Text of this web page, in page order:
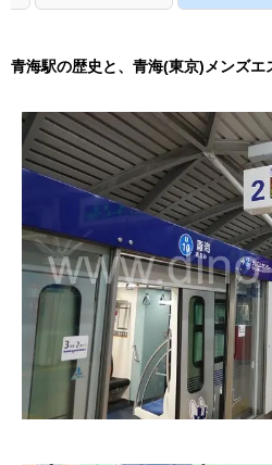
青海駅の歴史と、青海(東京)メンズ